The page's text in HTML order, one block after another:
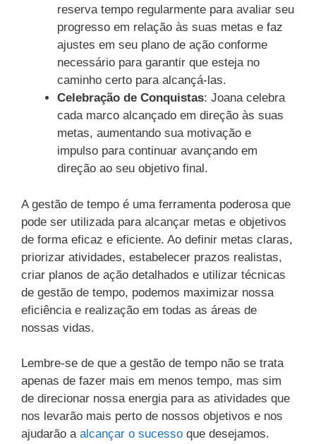
reserva tempo regularmente para avaliar seu
progresso em relação às suas metas e faz
ajustes em seu plano de ação conforme
necessário para garantir que esteja no
caminho certo para alcançá-las.
Celebração de Conquistas: Joana celebra
cada marco alcançado em direção às suas
metas, aumentando sua motivação e
impulso para continuar avançando em
direção ao seu objetivo final.
A gestão de tempo é uma ferramenta poderosa que
pode ser utilizada para alcançar metas e objetivos
de forma eficaz e eficiente. Ao definir metas claras,
priorizar atividades, estabelecer prazos realistas,
criar planos de ação detalhados e utilizar técnicas
de gestão de tempo, podemos maximizar nossa
eficiência e realização em todas as áreas de
nossas vidas.
Lembre-se de que a gestão de tempo não se trata
apenas de fazer mais em menos tempo, mas sim
de direcionar nossa energia para as atividades que
nos levarão mais perto de nossos objetivos e nos
ajudarão a alcançar o sucesso que desejamos.